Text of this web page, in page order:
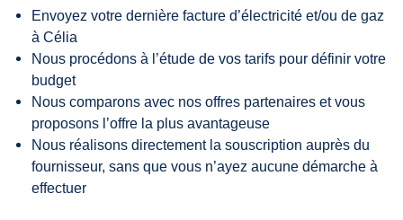
Envoyez votre dernière facture d’électricité et/ou de gaz
à Célia
Nous procédons à l’étude de vos tarifs pour définir votre
budget
Nous comparons avec nos offres partenaires et vous
proposons l’offre la plus avantageuse
Nous réalisons directement la souscription auprès du
fournisseur, sans que vous n’ayez aucune démarche à
effectuer